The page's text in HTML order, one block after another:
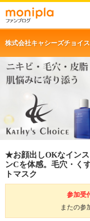
株式会社キャシーズチョイス
★お顔出しOKなインス
ンCを体感。毛穴・く
トマスク
参加受
またの参